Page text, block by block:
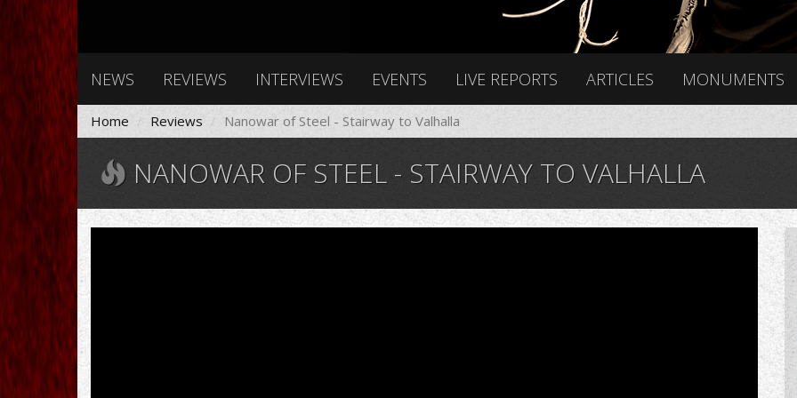
NEWS REVIEWS INTERVIEWS EVENTS LIVE REPORTS ARTICLES MONUMENTS
Home Reviews Nanowar of Steel - Stairway to Valhalla
NANOWAR OF STEEL - STAIRWAY TO VALHALLA
Nanowar
Of
Steel
-
Barbie
MILF
Princess